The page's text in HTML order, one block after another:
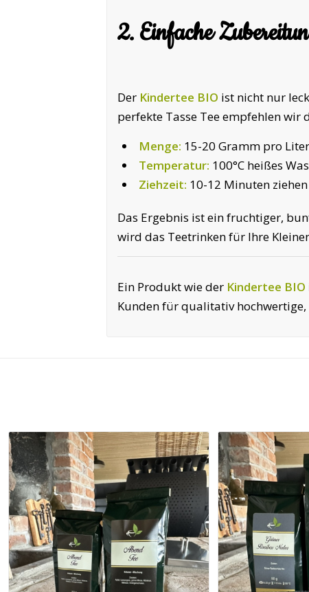
2. Einfache
Der Kindertee BIO ist nicht nur
perfekte Tasse Tee empfehlen wir
Menge: 15-20 Gramm pro Liter
Temperatur: 100°C heißes
Ziehzeit: 10-12 Minuten
Das Ergebnis ist ein fruchtiger,
wird das Teetrinken für Ihre
Ein Produkt wie der Kindertee BIO
Kunden für qualitativ